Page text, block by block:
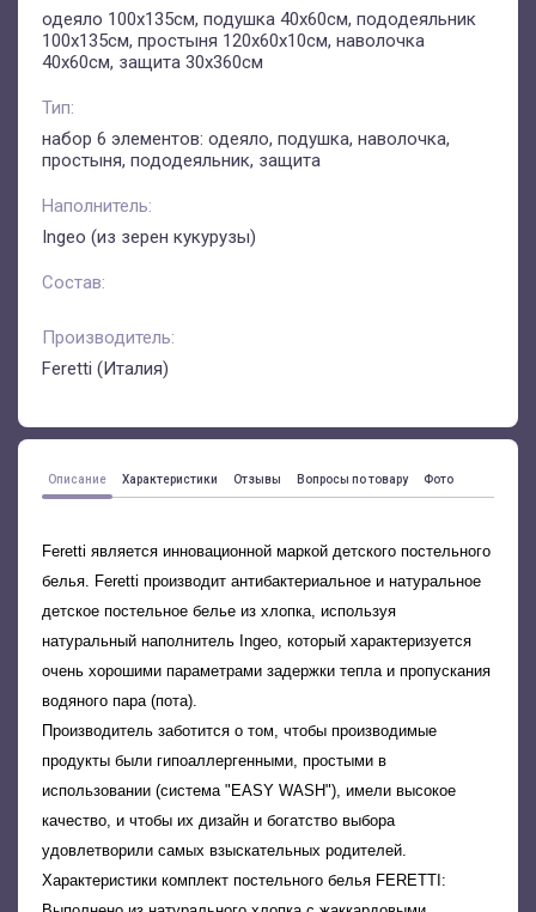
одеяло 100x135cм, подушка 40x60см, пододеяльник
100x135см, простыня 120х60х10см, наволочка
40x60см, защита 30х360см
Тип:
набор 6 элементов: одеяло, подушка, наволочка,
простыня, пододеяльник, защита
Наполнитель:
Ingeo (из зерен кукурузы)
Состав:
Производитель:
Feretti (Италия)
Описание Характеристики Отзывы Вопросы по товару Фото
Feretti является инновационной маркой детского постельного
белья. Feretti производит антибактериальное и натуральное
детское постельное белье из хлопка, используя
натуральный наполнитель Ingeo, который характеризуется
очень хорошими параметрами задержки тепла и пропускания
водяного пара (пота).
Производитель заботится о том, чтобы производимые
продукты были гипоаллергенными, простыми в
использовании (система "EASY WASH"), имели высокое
качество, и чтобы их дизайн и богатство выбора
удовлетворили самых взыскательных родителей.
Характеристики комплект постельного белья FERETTI: